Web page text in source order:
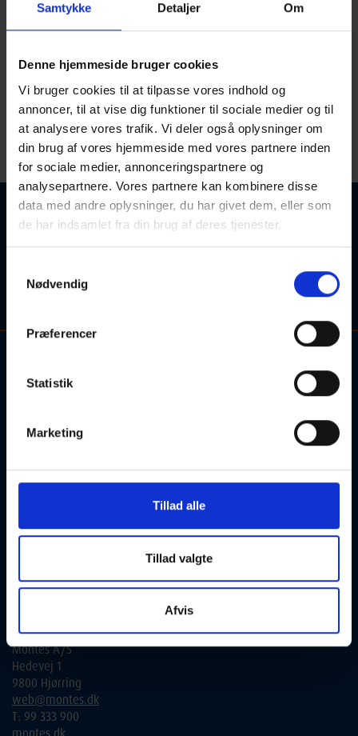
Samtykke Detaljer Om
Denne hjemmeside bruger cookies
Vi bruger cookies til at tilpasse vores indhold og
annoncer, til at vise dig funktioner til sociale medier og til
at analysere vores trafik. Vi deler også oplysninger om
din brug af vores hjemmeside med vores partnere inden
for sociale medier, annonceringspartnere og
analysepartnere. Vores partnere kan kombinere disse
data med andre oplysninger, du har givet dem, eller som
de har indsamlet fra din brug af deres tjenester.
Nødvendig
Præferencer
Statistik
Marketing
Tillad alle
Tillad valgte
Afvis
^
Alle hold Alle skoler
Ingen kurser fundet
eller søgeordet i en kortere sproglig form (fx. "engelsk" i
stedet for "engelskundervisning").
tilmelding:
Du finder alle kontaktinformationer under de enkelte hold i
udbydende skoles hjemmeside, og få yderligere informationer.
Kontakt vedr. tilslutning til aftenskole.nu og fra interesserede
lone@folkeoplysningen.dk
Teknisk kontakt:
Montes A/S
Hedevej 1
9800 Hjørring
web@montes.dk
T: 99 333 900